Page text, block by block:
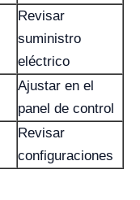
Revisar
suministro
eléctrico
Ajustar en el
panel de control
Revisar
configuraciones